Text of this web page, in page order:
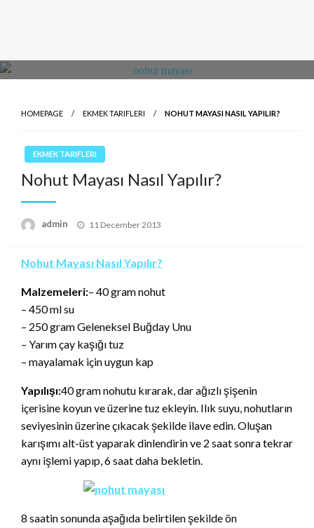
HOMEPAGE EKMEK TARIFLERI NOHUT MAYASI NASIL YAPILIR?
EKMEK TARIFLERI
Nohut Mayası Nasıl Yapılır?
admin
Posted
11 December 2013
Nohut Mayası Nasıl Yapılır?
Malzemeleri:– 40 gram nohut
– 450 ml su
– 250 gram Geleneksel Buğday Unu
– Yarım çay kaşığı tuz
– mayalamak için uygun kap
Yapılışı:40 gram nohutu kırarak, dar ağızlı şişenin
içerisine koyun ve üzerine tuz ekleyin. Ilık suyu, nohutların
seviyesinin üzerine çıkacak şekilde ilave edin. Oluşan
karışımı alt-üst yaparak dinlendirin ve 2 saat sonra tekrar
aynı işlemi yapıp, 6 saat daha bekletin.
8 saatin sonunda aşağıda belirtilen şekilde ön